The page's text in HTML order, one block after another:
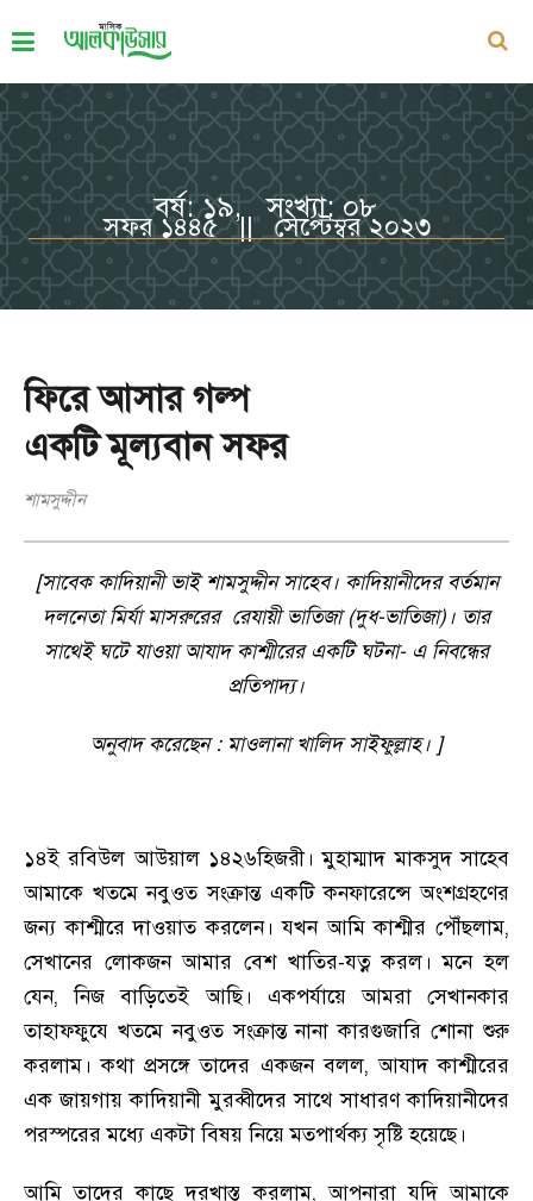
বর্ষ: ১৯, সংখ্যা: ০৮
সফর ১৪৪৫ || সেপ্টেম্বর ২০২৩
ফিরে আসার গল্প
একটি মূল্যবান সফর
শামসুদ্দীন
[সাবেক কাদিয়ানী ভাই শামসুদ্দীন সাহেব। কাদিয়ানীদের বর্তমান
দলনেতা মির্যা মাসরুরের রেযায়ী ভাতিজা (দুধ-ভাতিজা)। তার
সাথেই ঘটে যাওয়া আযাদ কাশ্মীরের একটি ঘটনা- এ নিবন্ধের
প্রতিপাদ্য।
অনুবাদ করেছেন : মাওলানা খালিদ সাইফুল্লাহ। ]
১৪ই রবিউল আউয়াল ১৪২৬হিজরী। মুহাম্মাদ মাকসুদ সাহেব
আমাকে খতমে নবুওত সংক্রান্ত একটি কনফারেন্সে অংশগ্রহণের
জন্য কাশ্মীরে দাওয়াত করলেন। যখন আমি কাশ্মীর পৌঁছলাম,
সেখানের লোকজন আমার বেশ খাতির-যত্ন করল। মনে হল
যেন,নিজ বাড়িতেই আছি। একপর্যায়ে আমরা সেখানকার
তাহাফ্ফুযে খতমে নবুওত সংক্রান্ত নানা কারগুজারি শোনা শুরু
করলাম। কথা প্রসঙ্গে তাদের একজন বলল,আযাদ কাশ্মীরের
এক জায়গায় কাদিয়ানী মুরব্বীদের সাথে সাধারণ কাদিয়ানীদের
পরস্পরের মধ্যে একটা বিষয় নিয়ে মতপার্থক্য সৃষ্টি হয়েছে।
আমি তাদের কাছে দরখাস্ত করলাম,আপনারা যদি আমাকে